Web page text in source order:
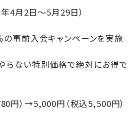
4月2日～5月29日）
事前入会キャンペーンを実施
らない特別価格で絶対にお得で
円）→5,000円（税込5,500円）